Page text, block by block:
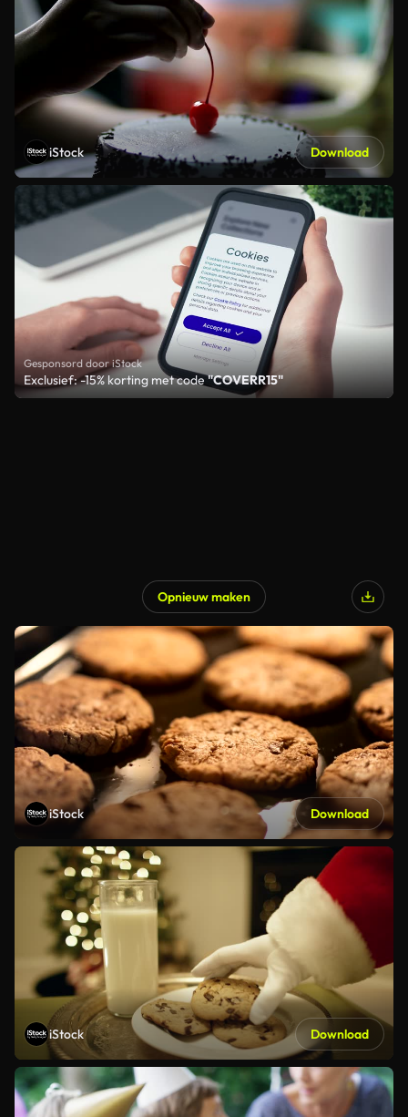
iStock Download
Gesponsord door iStock
Exclusief: -15% korting met code"COVERR15"
Opnieuw maken
iStock Download
iStock Download